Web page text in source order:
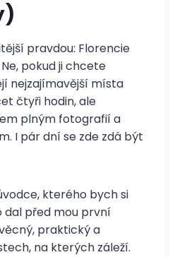
pravdou: Florencie
pokud ji chcete
nejzajímavější místa
čtyři hodin, ale
plným fotografií a
I pár dní se zde zdá být
kterého bych si
dal před mou první
praktický a
na kterých záleží.